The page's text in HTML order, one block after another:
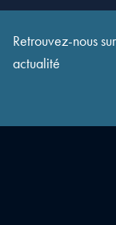
−
Retrouvez-nous
actualité